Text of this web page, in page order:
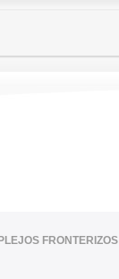
FRONTERIZOS